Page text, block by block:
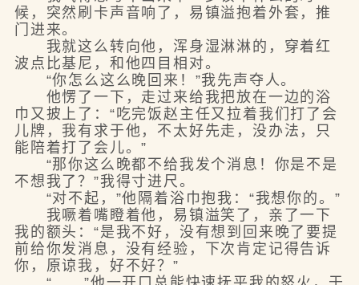
候，突然刷卡声音响了，易镇溢抱着外套，推
门进来。
我就这么转向他，浑身湿淋淋的，穿着红
波点比基尼，和他四目相对。
“你怎么这么晚回来！”我先声夺人。
他愣了一下，走过来给我把放在一边的浴
巾又披上了：“吃完饭赵主任又拉着我们打了会
儿牌，我有求于他，不太好先走，没办法，只
能陪着打了会儿。”
“那你这么晚都不给我发个消息！你是不是
不想我了？”我得寸进尺。
“对不起，”他隔着浴巾抱我：“我想你的。”
我噘着嘴瞪着他，易镇溢笑了，亲了一下
我的额头：“是我不好，没有想到回来晚了要提
前给你发消息，没有经验，下次肯定记得告诉
你，原谅我，好不好？”